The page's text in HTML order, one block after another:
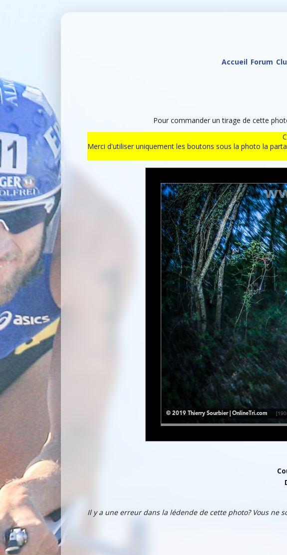
Accueil Forum
Pour commander un tirage de cette
Merci d'utiliser uniquement les boutons sous la photo la
Il y a une erreur dans la lédende de cette photo? Vous ne